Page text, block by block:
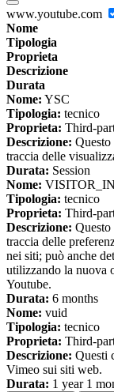
www.youtube.com
Nome
Tipologia
Proprieta
Descrizione
Durata
Nome: YSC
Tipologia: tecnico
Proprieta: Third-
Descrizione: Questo
traccia delle
Durata: Session
Nome:
Tipologia: tecnico
Proprieta: Third-
Descrizione: Questo
traccia delle
nei siti; può anche
utilizzando la nuova
Youtube.
Durata: 6 months
Nome: vuid
Tipologia: tecnico
Proprieta: Third-
Descrizione: Questi
Vimeo sui siti web.
Durata: 1 year 1